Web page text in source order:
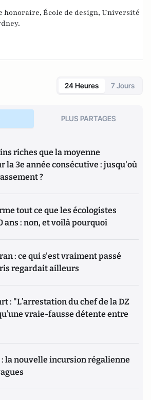
honoraire, École de design, Université
24 Heures 7 Jours
PLUS PARTAGES
riches que la moyenne
la 3e année consécutive : jusqu'où
?
tout ce que les écologistes
ans : non, et voilà pourquoi
: ce qui s'est vraiment passé
regardait ailleurs
: "L’arrestation du chef de la DZ
vraie-fausse détente entre
: la nouvelle incursion régalienne